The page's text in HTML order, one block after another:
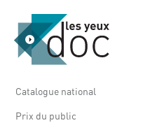
Catalogue national
Prix du public